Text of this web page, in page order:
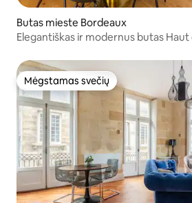
Butas mieste Bordeaux
Elegantiškas ir modernus butas
Mėgstamas svečių
Mėgstamas svečių